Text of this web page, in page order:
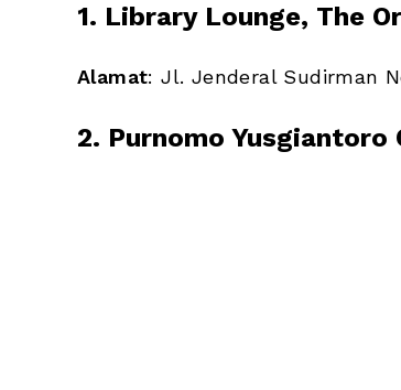
1. Library Lounge, The
Alamat: Jl. Jenderal Sudirman
2. Purnomo Yusgiantoro